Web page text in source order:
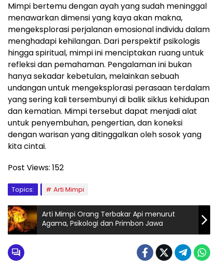
Mimpi bertemu dengan ayah yang sudah meninggal
menawarkan dimensi yang kaya akan makna,
mengeksplorasi perjalanan emosional individu dalam
menghadapi kehilangan. Dari perspektif psikologis
hingga spiritual, mimpi ini menciptakan ruang untuk
refleksi dan pemahaman. Pengalaman ini bukan
hanya sekadar kebetulan, melainkan sebuah
undangan untuk mengeksplorasi perasaan terdalam
yang sering kali tersembunyi di balik siklus kehidupan
dan kematian. Mimpi tersebut dapat menjadi alat
untuk penyembuhan, pengertian, dan koneksi
dengan warisan yang ditinggalkan oleh sosok yang
kita cintai.
Post Views: 152
Topics: Arti Mimpi
Arti Mimpi Orang Terbakar Api menurut
Agama, Psikologi dan Primbon Jawa